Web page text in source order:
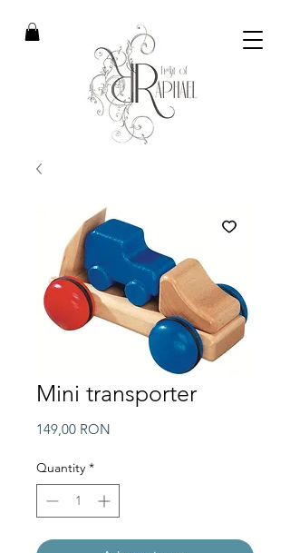
Mini transporter
149,00 RON
Quantity *